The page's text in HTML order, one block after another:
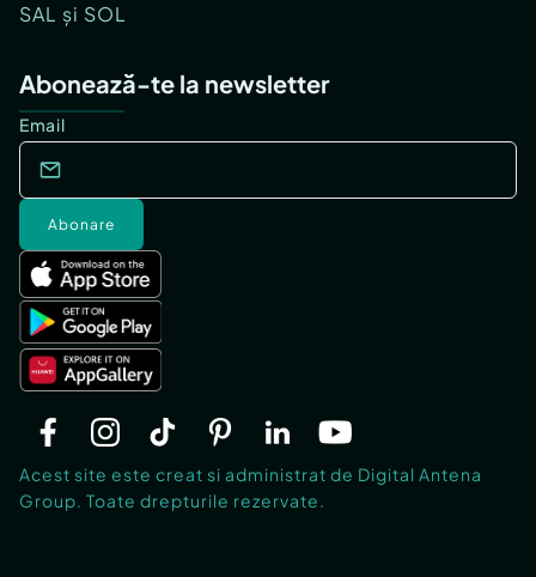
SAL și SOL
Abonează-te la newsletter
Email
Abonare
Acest site este creat si administrat de Digital Antena
Group. Toate drepturile rezervate.